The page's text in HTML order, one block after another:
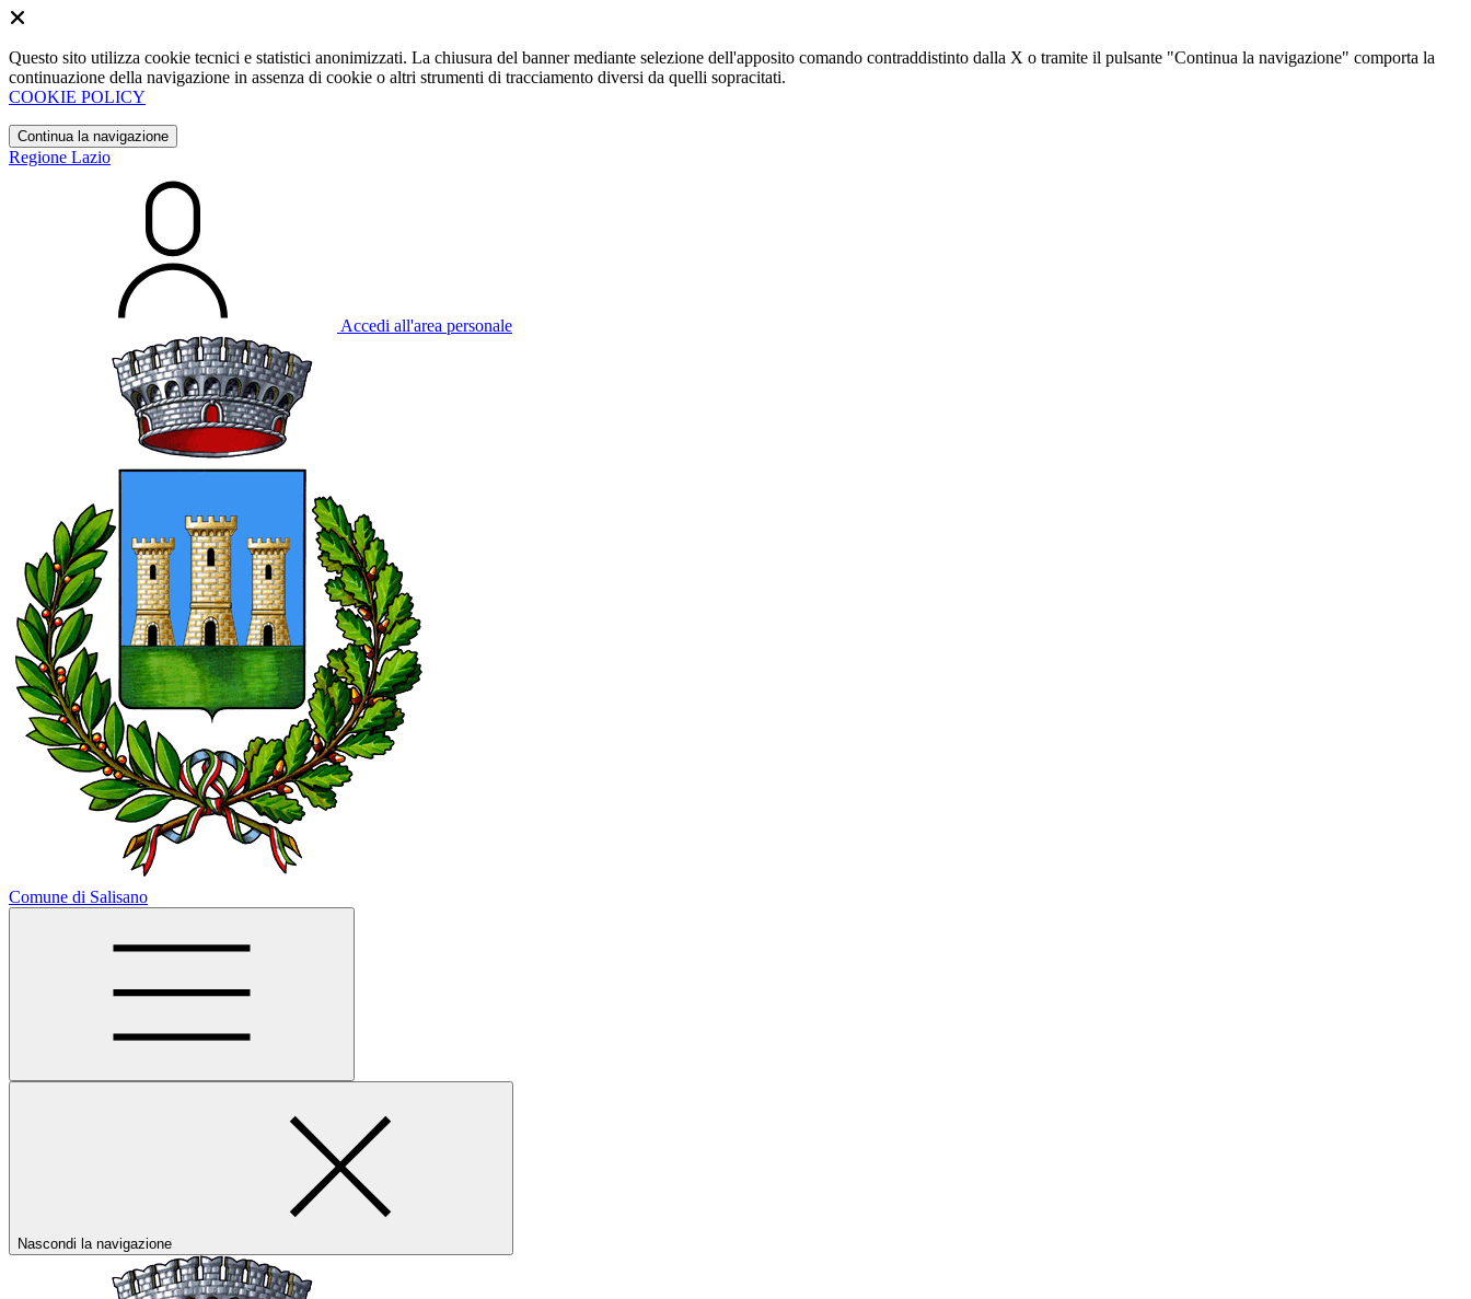
Questo sito utilizza cookie tecnici e statistici anonimizzati. La chiusura del banner mediante selezione dell'apposito comando contraddistinto dalla X o tramite il pulsante "Continua la navigazione" comporta la
continuazione della navigazione in assenza di cookie o altri strumenti di tracciamento diversi da quelli sopracitati.
COOKIE POLICY
Continua la navigazione
Regione Lazio
Accedi all'area personale
Comune di Salisano
Nascondi la navigazione